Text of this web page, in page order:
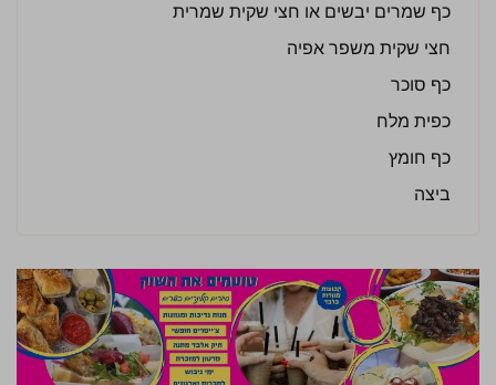
כף שמרים יבשים או חצי שקית שמרית
חצי שקית משפר אפיה
כף סוכר
כפית מלח
כף חומץ
ביצה